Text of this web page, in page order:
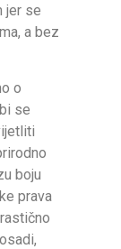
jer se
a bez
o
se
boju
prava